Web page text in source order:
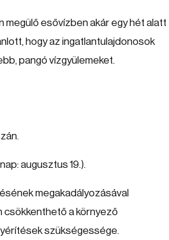
esővízben akár egy hét alatt
hogy az ingatlantulajdonosok
pangó vízgyülemeket.
augusztus 19.).
megakadályozásával
csökkenthető a környező
szükségessége.